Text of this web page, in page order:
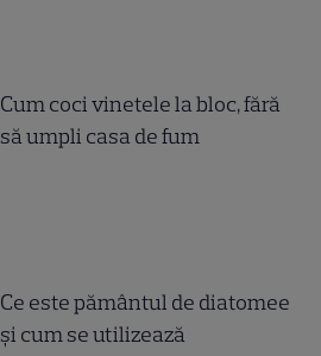
Cum coci vinetele la bloc, fără
să umpli casa de fum
Ce este pământul de diatomee
și cum se utilizează